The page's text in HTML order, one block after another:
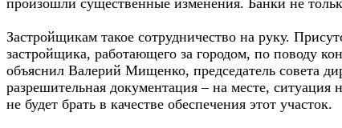
Застройщикам такое сотрудничество на руку.
застройщика, работающего за городом, по поводу
объяснил Валерий Мищенко, председатель совета
разрешительная документация – на месте,
не будет брать в качестве обеспечения этот участок.